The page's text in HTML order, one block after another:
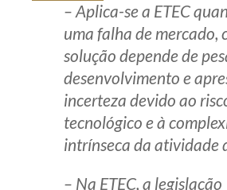
– Aplica-se a ETEC
uma falha de mercado,
solução depende de
desenvolvimento e
incerteza devido ao
tecnológico e à
intrínseca da atividade
– Na ETEC, a legislação